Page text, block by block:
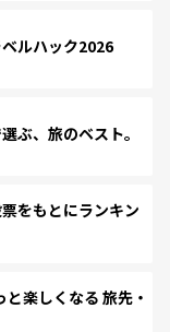
ルハック2026
ぶ、旅のベスト。
をもとにランキン
楽しくなる 旅先・